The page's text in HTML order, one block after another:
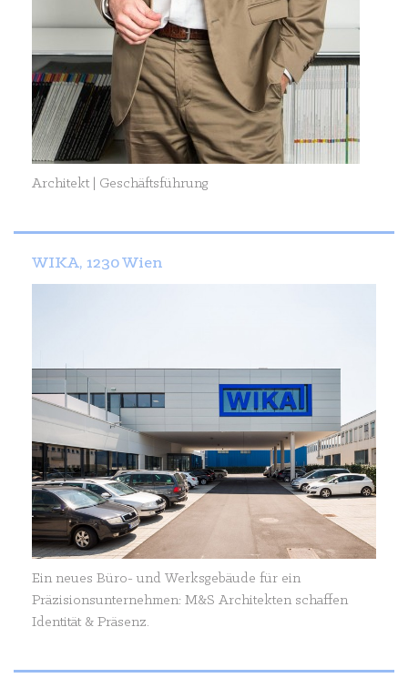
Architekt | Geschäftsführung
WIKA, 1230 Wien
Ein neues Büro- und Werksgebäude für ein
Präzisionsunternehmen: M&S Architekten schaffen
Identität & Präsenz.